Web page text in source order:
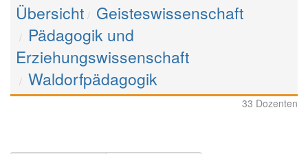
Übersicht Geisteswissenschaft
Pädagogik und
Erziehungswissenschaft
Waldorfpädagogik
33 Dozenten